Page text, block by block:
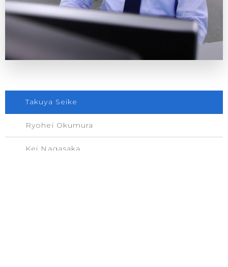
Takuya Seike
Ryohei Okumura
Kei Nagasaka